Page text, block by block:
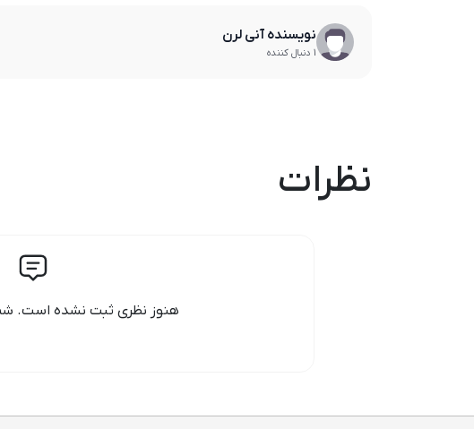
نویسنده آنی لرن
1 دنبال کننده
نظرات
هنوز نظری ثبت نشده است.